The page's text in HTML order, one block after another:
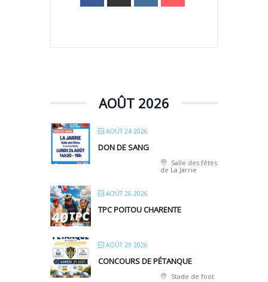
AOÛT 2026
AOÛT 24 2026
DON DE SANG
Salle des fêtes
de La Jarrie
AOÛT 26 2026
TPC POITOU CHARENTE
AOÛT 29 2026
CONCOURS DE PÉTANQUE
Stade de foot